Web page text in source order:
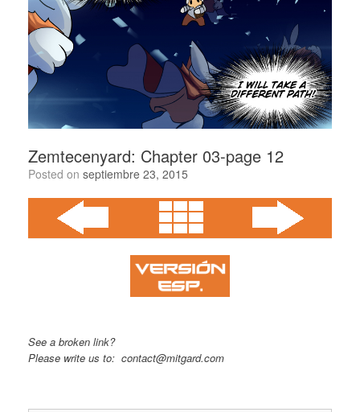
Zemtecenyard: Chapter 03-page 12
Posted on septiembre 23, 2015
See a broken link?
Please write us to: contact@mitgard.com